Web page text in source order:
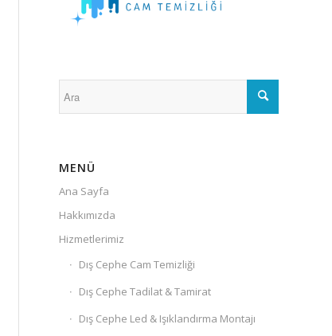
MENÜ
Ana Sayfa
Hakkımızda
Hizmetlerimiz
Dış Cephe Cam Temizliği
Dış Cephe Tadilat & Tamirat
Dış Cephe Led & Işıklandırma Montajı